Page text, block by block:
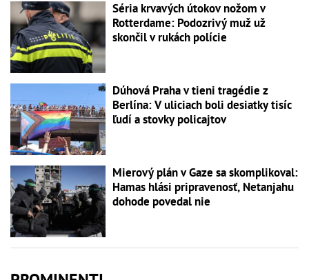
Séria krvavých útokov nožom v
Rotterdame: Podozrivý muž už
skončil v rukách polície
Dúhová Praha v tieni tragédie z
Berlína: V uliciach boli desiatky tisíc
ľudí a stovky policajtov
Mierový plán v Gaze sa skomplikoval:
Hamas hlási pripravenosť, Netanjahu
dohode povedal nie